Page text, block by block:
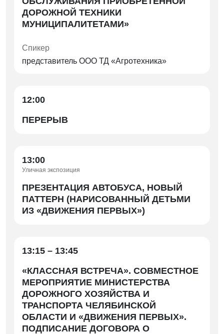
ДОРОЖНОЙ ТЕХНИКИ
МУНИЦИПАЛИТЕТАМИ»
Спикер
представитель ООО ТД «Агротехника»
12:00
ПЕРЕРЫВ
13:00
Уличная экспозиция
ПРЕЗЕНТАЦИЯ АВТОБУСА, НОВЫЙ
ПАТТЕРН (НАРИСОВАННЫЙ ДЕТЬМИ
ИЗ «ДВИЖЕНИЯ ПЕРВЫХ»)
13:15 – 13:45
«КЛАССНАЯ ВСТРЕЧА». СОВМЕСТНОЕ
МЕРОПРИЯТИЕ МИНИСТЕРСТВА
ДОРОЖНОГО ХОЗЯЙСТВА И
ТРАНСПОРТА ЧЕЛЯБИНСКОЙ
ОБЛАСТИ И «ДВИЖЕНИЯ ПЕРВЫХ».
ПОДПИСАНИЕ ДОГОВОРА О